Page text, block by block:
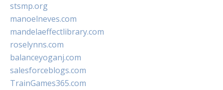
stsmp.org
manoelneves.com
mandelaeffectlibrary.com
roselynns.com
balanceyoganj.com
salesforceblogs.com
TrainGames365.com